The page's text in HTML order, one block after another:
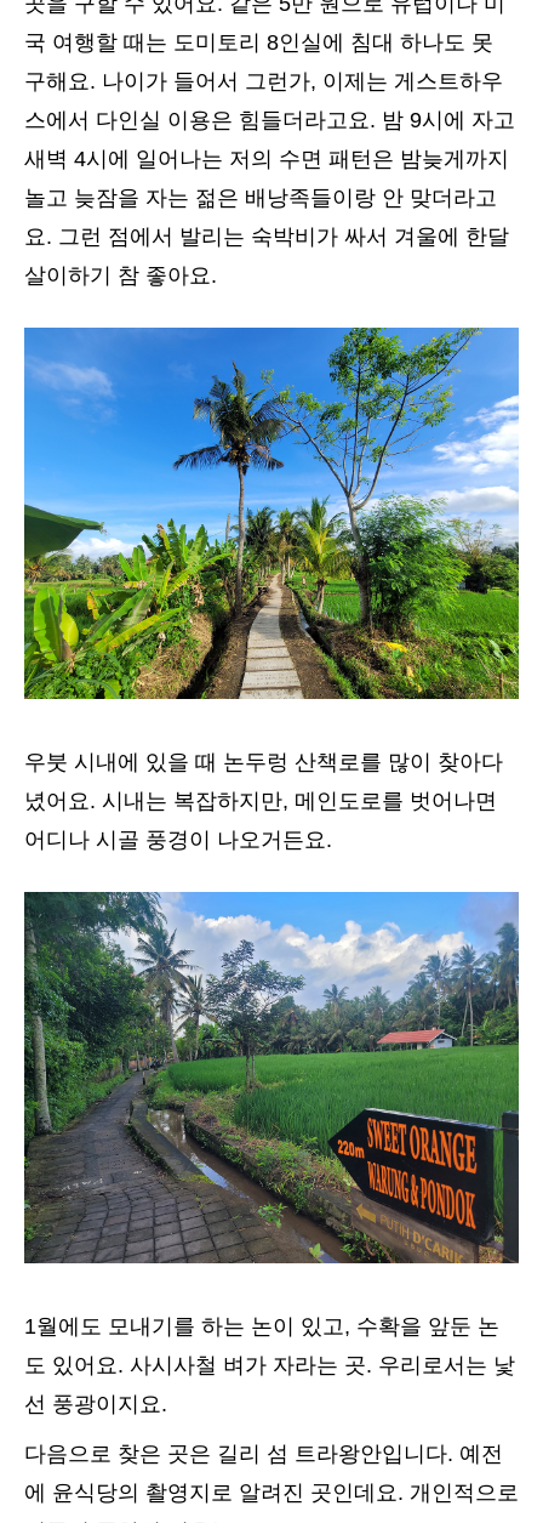
국 여행할 때는 도미토리 8인실에 침대 하나도 못
구해요. 나이가 들어서 그런가, 이제는 게스트하우
스에서 다인실 이용은 힘들더라고요. 밤 9시에 자고
새벽 4시에 일어나는 저의 수면 패턴은 밤늦게까지
놀고 늦잠을 자는 젊은 배낭족들이랑 안 맞더라고
요. 그런 점에서 발리는 숙박비가 싸서 겨울에 한달
살이하기 참 좋아요.
우붓 시내에 있을 때 논두렁 산책로를 많이 찾아다
녔어요. 시내는 복잡하지만, 메인도로를 벗어나면
어디나 시골 풍경이 나오거든요.
1월에도 모내기를 하는 논이 있고, 수확을 앞둔 논
도 있어요. 사시사철 벼가 자라는 곳. 우리로서는 낯
선 풍광이지요.
다음으로 찾은 곳은 길리 섬 트라왕안입니다. 예전
에 윤식당의 촬영지로 알려진 곳인데요. 개인적으로